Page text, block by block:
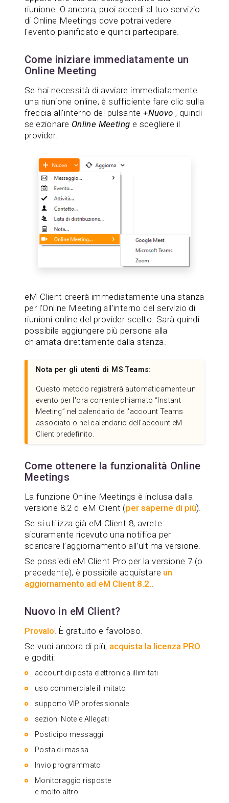
riunione. O ancora, puoi accedi al tuo servizio
di Online Meetings dove potrai vedere
l'evento pianificato e quindi partecipare.
Come iniziare immediatamente un
Online Meeting
Se hai necessità di avviare immediatamente
una riunione online, è sufficiente fare clic sulla
freccia all'interno del pulsante+Nuovo , quindi
selezionare Online Meeting e scegliere il
provider.
eM Client creerà immediatamente una stanza
per l’Online Meeting all’interno del servizio di
riunioni online del provider scelto. Sarà quindi
possibile aggiungere più persone alla
chiamata direttamente dalla stanza.
Nota per gli utenti di MS Teams:
Questo metodo registrerà automaticamente un
evento per l'ora corrente chiamato “Instant
Meeting” nel calendario dell'account Teams
associato o nel calendario dell'account eM
Client predefinito.
Come ottenere la funzionalità Online
Meetings
La funzione Online Meetings è inclusa dalla
versione 8.2 di eM Client (per saperne di più).
Se si utilizza già eM Client 8, avrete
sicuramente ricevuto una notifica per
scaricare l’aggiornamento all’ultima versione.
Se possiedi eM Client Pro per la versione 7 (o
precedente), è possibile acquistare un
aggiornamento ad eM Client 8.2..
Nuovo in eM Client?
Provalo! È gratuito e favoloso.
Se vuoi ancora di più, acquista la licenza PRO
e goditi:
account di posta elettronica illimitati
uso commerciale illimitato
supporto VIP professionale
sezioni Note e Allegati
Posticipo messaggi
Posta di massa
Invio programmato
Monitoraggio risposte
e molto altro.